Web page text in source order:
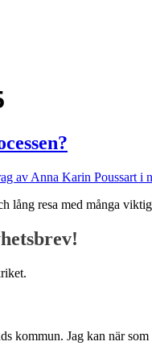
lång resa med många
kommun. Jag kan när